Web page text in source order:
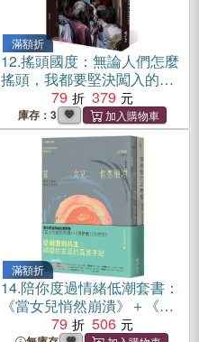
滿額折
12.搖頭國度：無論人們怎麼
搖頭，我都要堅決闖入的禁
地─印度79 379
庫存：3
滿額折
14.陪你度過情緒低潮套書：
《當女兒悄然崩潰》＋《情
緒壓力診療室》
79 506